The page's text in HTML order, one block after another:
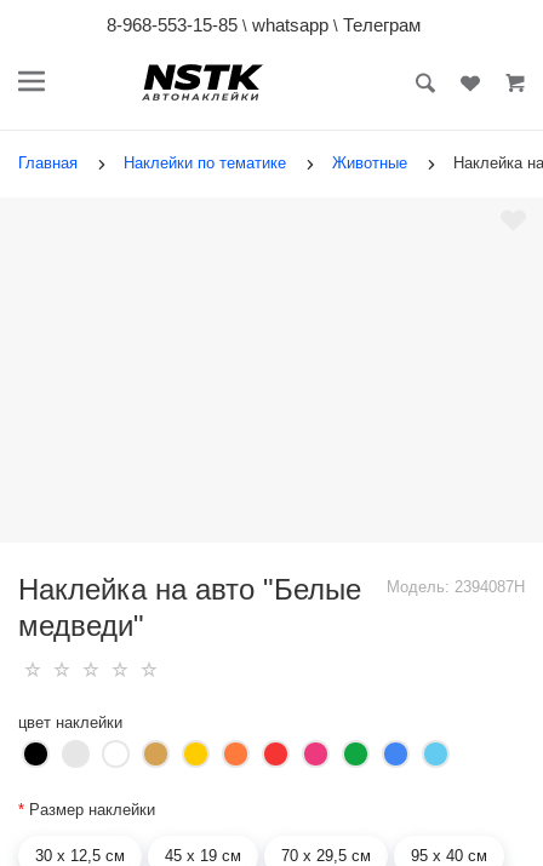
8-968-553-15-85 \ whatsapp\ Телеграм
Главная Наклейки по тематике Животные Наклейка
Модель: 2394087H
Наклейка на авто "Белые
медведи"
цвет наклейки
* Размер наклейки
30 х 12,5 см 45 х 19 см 70 х 29,5 см 95 х 40 см